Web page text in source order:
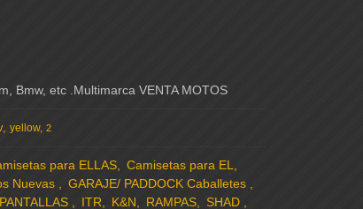
Bmw, etc .Multimarca VENTA MOTOS
yellow 2
para ELLAS
Camisetas para EL
Nuevas
GARAJE/ PADDOCK Caballetes
ITR K&N RAMPAS SHAD